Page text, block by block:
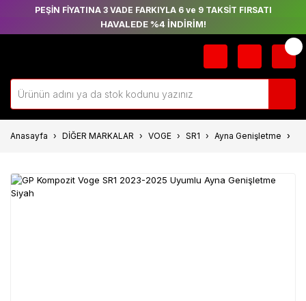
PEŞİN FİYATINA 3 VADE FARKIYLA 6 ve 9 TAKSİT FIRSATI
HAVALEDE %4 İNDİRİM!
Anasayfa DİĞER MARKALAR VOGE SR1 Ayna Genişletme